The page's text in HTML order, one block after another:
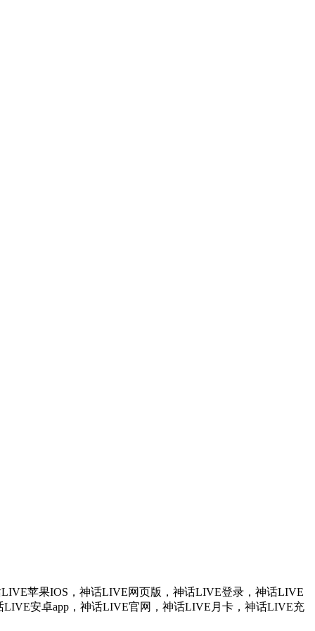
苹果IOS，神话LIVE网页版，神话LIVE登录，神话LIVE
安卓app，神话LIVE官网，神话LIVE月卡，神话LIVE充